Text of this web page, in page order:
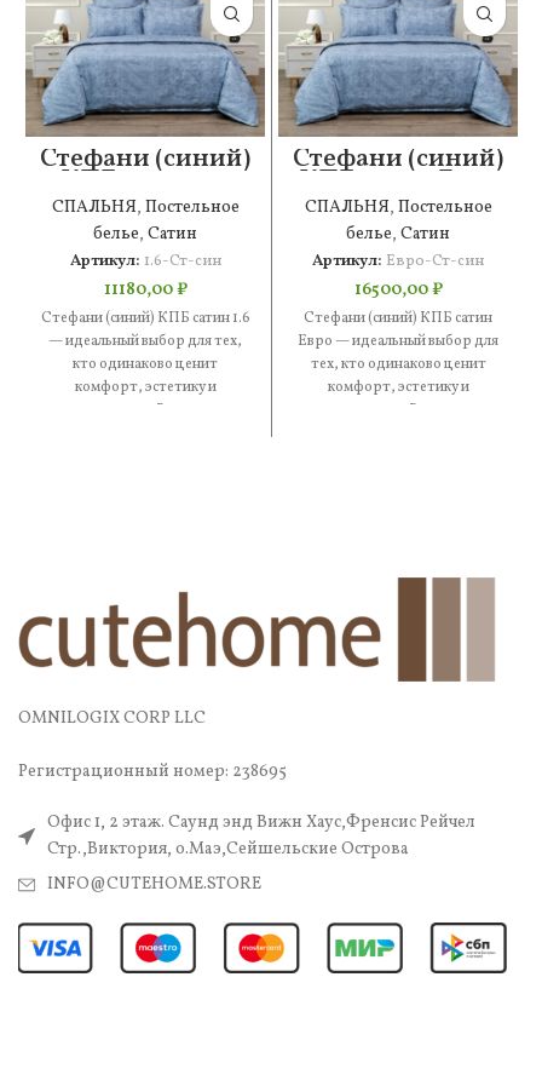
Стефани (синий)
КПБ сатин 1.6
СПАЛЬНЯ, Постельное
белье, Сатин
Артикул: 1.6-Ст-син
11180,00₽
Стефани (синий) КПБ сатин 1.6
— идеальный выбор для тех,
кто одинаково ценит
комфорт, эстетику и
практичность. В составе —
Стефани (синий)
КПБ сатин Евро
СПАЛЬНЯ, Постельное
белье, Сатин
Артикул: Евро-Ст-син
16500,00₽
Стефани (синий) КПБ сатин
Евро — идеальный выбор для
тех, кто одинаково ценит
комфорт, эстетику и
практичность. В составе —
OMNILOGIX CORP LLC
Регистрационный номер: 238695
Офис 1, 2 этаж. Саунд энд Вижн Хаус,Френсис Рейчел
Стр.,Виктория, о.Маэ,Сейшельские Острова
INFO@CUTEHOME.STORE